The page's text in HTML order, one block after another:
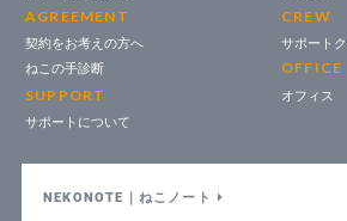
AGREEMENT CREW
契約をお考えの方へ
サポート
ねこの手診断
OFFICE
SUPPORT
オフィス
サポートについて
NEKONOTE｜ねこノート